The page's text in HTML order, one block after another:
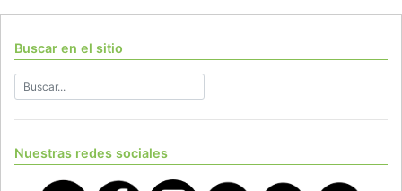
Buscar en el sitio
Nuestras redes sociales